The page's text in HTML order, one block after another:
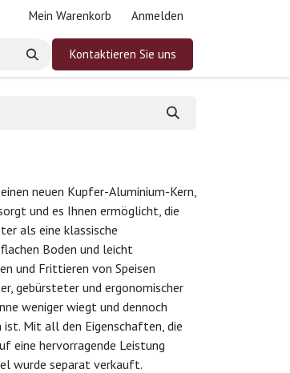
Mein Warenkorb Anmelden
Kontaktieren Sie uns
neuen Kupfer-Aluminium-Kern,
und es Ihnen ermöglicht, die
als eine klassische
Boden und leicht
und Frittieren von Speisen
gebürsteter und ergonomischer
weniger wiegt und dennoch
Mit all den Eigenschaften, die
eine hervorragende Leistung
wurde separat verkauft.